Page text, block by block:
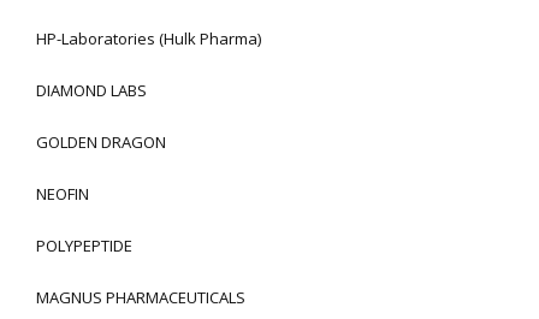
HP-Laboratories (Hulk Pharma)
DIAMOND LABS
GOLDEN DRAGON
NEOFIN
POLYPEPTIDE
MAGNUS PHARMACEUTICALS